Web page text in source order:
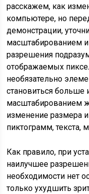
расскажем, как
компьютере, но
демонстрации,
масштабированием
разрешения
отображаемых
необязательно
становиться
масштабированием
изменение размера
пиктограмм, текста,
Как правило, при
наилучшее
необходимости нет
только ухудшить